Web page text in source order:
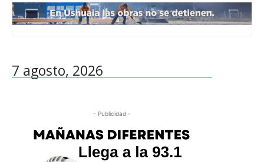
7 agosto, 2026
- Publicidad -